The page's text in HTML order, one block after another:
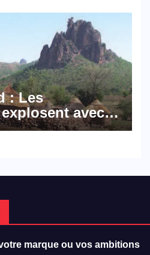
: Les
avec
trois mois
marque ou vos ambitions